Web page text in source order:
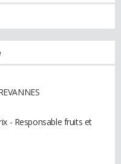
- Responsable fruits et